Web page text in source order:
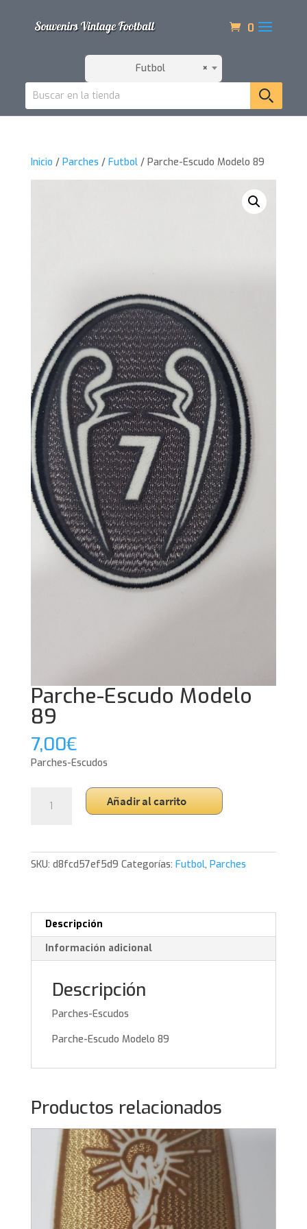
0
×
Futbol
Inicio / Parches / Futbol/ Parche-Escudo Modelo 89
Parche-Escudo Modelo
89
7,00€
Parches-Escudos
Escudo
cantidad
Añadir al carrito
SKU: d8fcd57ef5d9 Categorías: Futbol, Parches
Descripción
Información adicional
Descripción
Parches-Escudos
Parche-Escudo Modelo 89
Productos relacionados